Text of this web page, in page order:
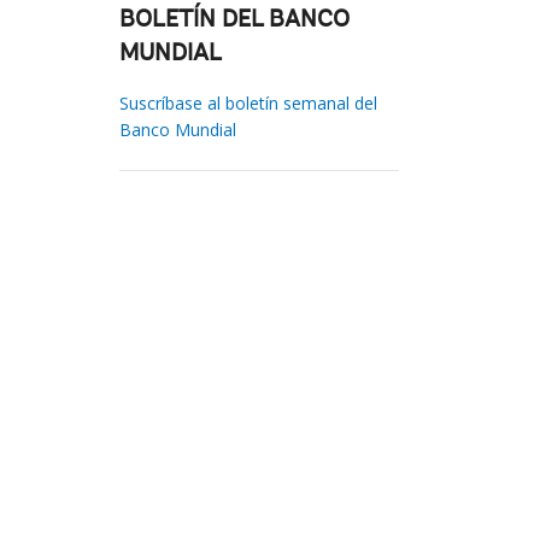
BOLETÍN DEL BANCO
MUNDIAL
Suscríbase al boletín semanal del
Banco Mundial